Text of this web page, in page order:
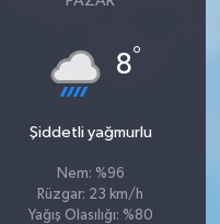
8°
Şiddetli yağmurlu
Nem: %96
Rüzgar: 23 km/h
Yağış Olasılığı: %80